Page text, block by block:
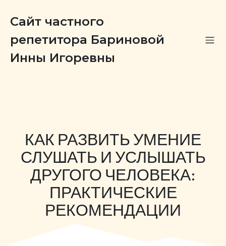
Сайт частного
репетитора Бариновой
Инны Игоревны
КАК РАЗВИТЬ УМЕНИЕ
СЛУШАТЬ И УСЛЫШАТЬ
ДРУГОГО ЧЕЛОВЕКА:
ПРАКТИЧЕСКИЕ
РЕКОМЕНДАЦИИ